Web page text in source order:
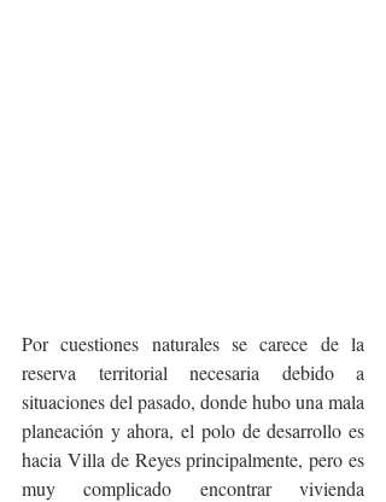
Por cuestiones naturales se carece de la
reserva territorial necesaria debido a
situaciones del pasado, donde hubo una mala
planeación y ahora, el polo de desarrollo es
hacia Villa de Reyes principalmente, pero es
muy complicado encontrar vivienda